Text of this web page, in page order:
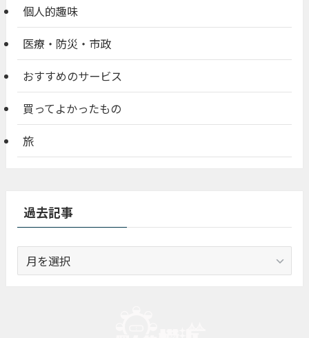
個人的趣味
医療・防災・市政
おすすめのサービス
買ってよかったもの
旅
過去記事
去